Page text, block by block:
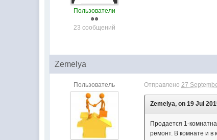
Пользователи
23 сообщений
Zemelya
Пользователь Отправлено27
Zemelya, on 19 Jul
Продается 1-
ремонт. В комнате и в